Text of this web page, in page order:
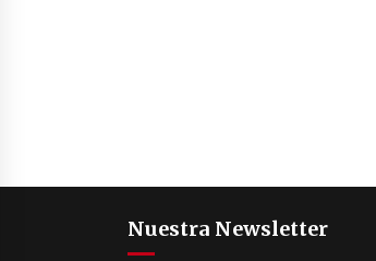
Nuestra Newsletter